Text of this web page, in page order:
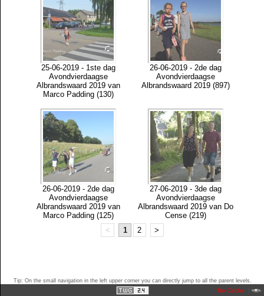
25-06-2019 - 1ste dag
Avondvierdaagse
Albrandswaard 2019 van
Marco Padding (130)
26-06-2019 - 2de dag
Avondvierdaagse
Albrandswaard 2019 (897)
26-06-2019 - 2de dag
Avondvierdaagse
Albrandswaard 2019 van
Marco Padding (125)
27-06-2019 - 3de dag
Avondvierdaagse
Albrandswaard 2019 van Do
Cense (219)
<
1 2 >
Tip: On the small navigation in the left upper corner you can directly jump to all the parent levels.
No Cache!